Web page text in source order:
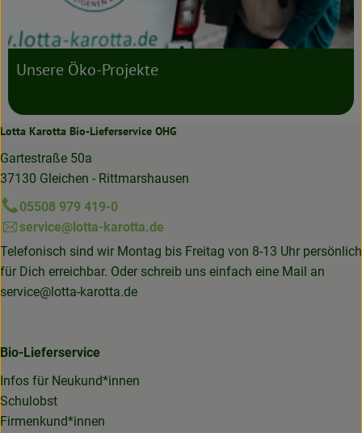
Unsere Öko-Projekte
Lotta Karotta Bio-Lieferservice OHG
Gartestraße 50a
37130 Gleichen - Rittmarshausen
05508 979 419-0
service@lotta-karotta.de
Telefonisch sind wir Montag bis Freitag von 8-13 Uhr persönlich
für Dich erreichbar. Oder schreib uns einfach eine Mail an
service@lotta-karotta.de
Bio-Lieferservice
Infos für Neukund*innen
Schulobst
Firmenkund*innen